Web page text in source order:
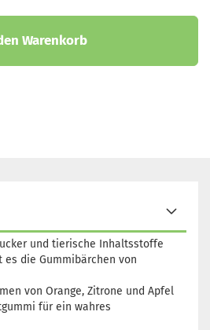
Warenkorb
und tierische Inhaltsstoffe
die Gummibärchen von
von Orange, Zitrone und Apfel
für ein wahres